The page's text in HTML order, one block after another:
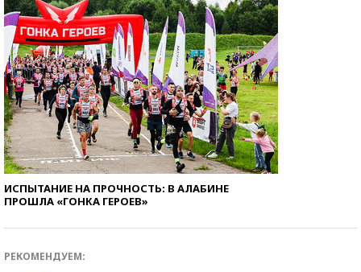
ИСПЫТАНИЕ НА ПРОЧНОСТЬ: В АЛАБИНЕ
ПРОШЛА «ГОНКА ГЕРОЕВ»
РЕКОМЕНДУЕМ: